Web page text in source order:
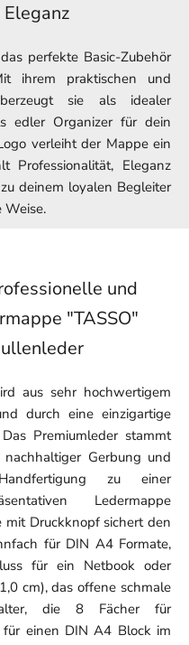
perfekte Basic-Zubehör
ihrem praktischen und
sie als idealer
edler Organizer für dein
verleiht der Mappe ein
Professionalität, Eleganz
deinem loyalen Begleiter
Weise.
und
"TASSO"
aus sehr hochwertigem
durch eine einzigartige
Premiumleder stammt
Gerbung und
zu einer
Ledermappe
mit Druckknopf sichert den
für DIN A4 Formate,
für ein Netbook oder
cm), das offene schmale
die 8 Fächer für
einen DIN A4 Block im